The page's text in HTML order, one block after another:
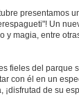
presentamos
Un
y magia, entre
fieles del parque
con él en un
¡disfrutad de su